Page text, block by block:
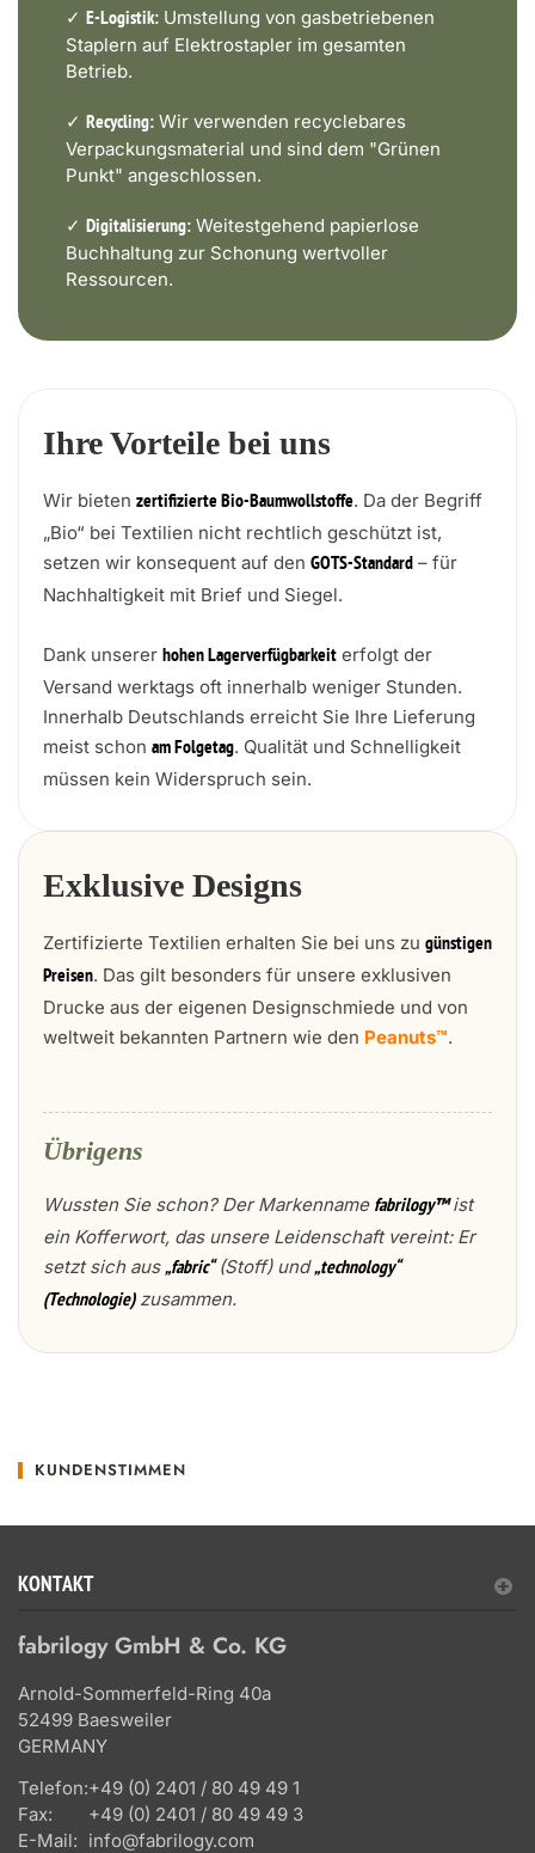
✓ E-Logistik: Umstellung von gasbetriebenen
Staplern auf Elektrostapler im gesamten
Betrieb.
✓ Recycling: Wir verwenden recyclebares
Verpackungsmaterial und sind dem "Grünen
Punkt" angeschlossen.
✓ Digitalisierung: Weitestgehend papierlose
Buchhaltung zur Schonung wertvoller
Ressourcen.
Ihre Vorteile bei uns
Wir bieten zertifizierte Bio-Baumwollstoffe. Da der Begriff
„Bio“ bei Textilien nicht rechtlich geschützt ist,
setzen wir konsequent auf den GOTS-Standard – für
Nachhaltigkeit mit Brief und Siegel.
Dank unserer hohen Lagerverfügbarkeit erfolgt der
Versand werktags oft innerhalb weniger Stunden.
Innerhalb Deutschlands erreicht Sie Ihre Lieferung
meist schon am Folgetag. Qualität und Schnelligkeit
müssen kein Widerspruch sein.
Exklusive Designs
Zertifizierte Textilien erhalten Sie bei uns zu günstigen
Preisen. Das gilt besonders für unsere exklusiven
Drucke aus der eigenen Designschmiede und von
weltweit bekannten Partnern wie den Peanuts™.
Übrigens
Wussten Sie schon? Der Markenname fabrilogy™ist
ein Kofferwort, das unsere Leidenschaft vereint: Er
setzt sich aus„fabric“(Stoff) und„technology“
(Technologie)zusammen.
KUNDENSTIMMEN
KONTAKT
fabrilogy GmbH & Co. KG
Arnold-Sommerfeld-Ring 40a
52499 Baesweiler
GERMANY
Telefon:+49 (0) 2401 / 80 49 49 1
Fax:
+49 (0) 2401 / 80 49 49 3
E-Mail: info@fabrilogy.com